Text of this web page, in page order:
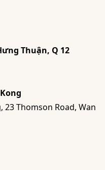
Thuận, Q 12
23 Thomson Road, Wan